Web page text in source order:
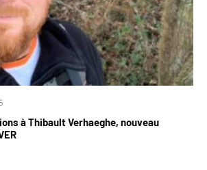
à Thibault Verhaeghe, nouveau